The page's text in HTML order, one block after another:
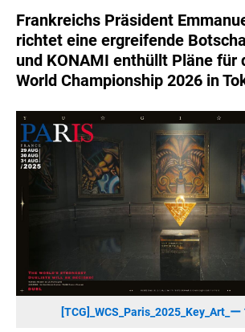
ZURU
MERGE GAMES
PQUBE
WILD RIVER GAMES
SUPERCELL
KONAMI
CHERRY
KOSPET
ONKYO
WARNER BROS. DISCOVERY GLOBAL
Frankreichs Präsident
richtet eine ergreifende
und KONAMI enthüllt Pläne für
World Championship 2026 in
[TCG]_WCS_Paris_2025_Key_Art_ー